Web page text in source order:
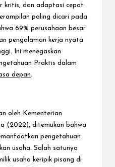
kritis, dan adaptasi cepat
paling dicari pada
69% perusahaan besar
pengalaman kerja nyata
Ini menegaskan
Praktis dalam
depan
oleh Kementerian
(2022), ditemukan bahwa
pengetahuan
usaha. Salah satunya
usaha keripik pisang di